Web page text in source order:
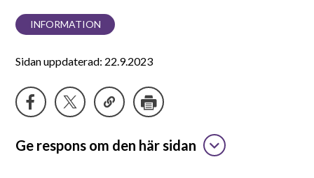
INFORMATION
Sidan uppdaterad: 22.9.2023
Ge respons om den här sidan